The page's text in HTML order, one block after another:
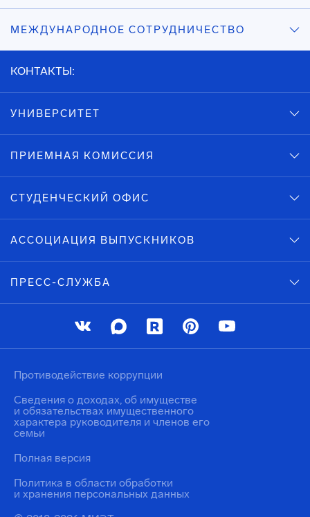
МЕЖДУНАРОДНОЕ СОТРУДНИЧЕСТВО
КОНТАКТЫ:
УНИВЕРСИТЕТ
ПРИЕМНАЯ КОМИССИЯ
СТУДЕНЧЕСКИЙ ОФИС
АССОЦИАЦИЯ ВЫПУСКНИКОВ
ПРЕСС-СЛУЖБА
Политика в области обработки
и хранения персональных данных
Противодействие коррупции
Сведения о доходах, об имуществе
и обязательствах имущественного
характера руководителя и членов его
семьи
Полная версия